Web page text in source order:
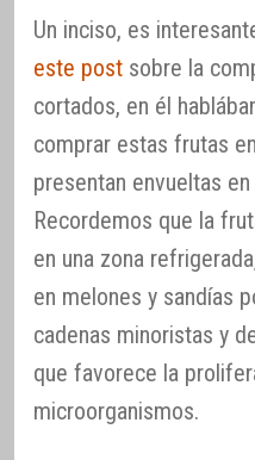
Un inciso, es
este post sobre la
cortados, en él
comprar estas frutas
presentan envueltas
Recordemos que la
en una zona
en melones y sandías
cadenas minoristas y
que favorece la
microorganismos.